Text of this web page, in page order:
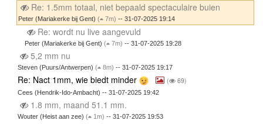
Re: 1.5mm totaal, niet bepaald spectaculaire buien
Peter (Mariakerke bij Gent) ( 7m) -- 31-07-2025 19:14
Re: wordt nu live aangevuld
Peter (Mariakerke bij Gent)( 7m) -- 31-07-2025 19:28
5,2 mm nu
Steven (Puurs/Antwerpen) ( 8m) -- 31-07-2025 19:17
Re: Nact 1mm, wie biedt minder ( 69)
Cees (Hendrik-Ido-Ambacht) -- 31-07-2025 19:42
1.8 mm, maand 51.1 mm.
Wouter (Heist aan zee) ( 1m) -- 31-07-2025 19:53